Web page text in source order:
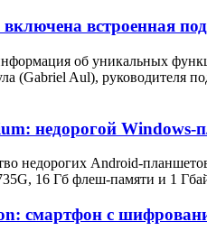
встроенная
об уникальных
(Gabriel Aul), руководителя
недорогой Windows-
недорогих Android-
16 Гб флеш-памяти и 1
смартфон с